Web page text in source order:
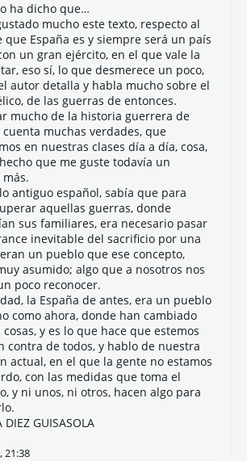
ha dicho que…
mucho este texto, respecto al
que España es y siempre será un país
un gran ejército, en el que vale la
eso sí, lo que desmerece un poco,
autor detalla y habla mucho sobre el
de las guerras de entonces.
mucho de la historia guerrera de
cuenta muchas verdades, que
en nuestras clases día a día, cosa,
que me guste todavía un
antiguo español, sabía que para
aquellas guerras, donde
sus familiares, era necesario pasar
inevitable del sacrificio por una
un pueblo que ese concepto,
asumido; algo que a nosotros nos
poco reconocer.
la España de antes, era un pueblo
como ahora, donde han cambiado
cosas, y es lo que hace que estemos
contra de todos, y hablo de nuestra
actual, en el que la gente no estamos
con las medidas que toma el
y ni unos, ni otros, hacen algo para
DIEZ GUISASOLA
21:38